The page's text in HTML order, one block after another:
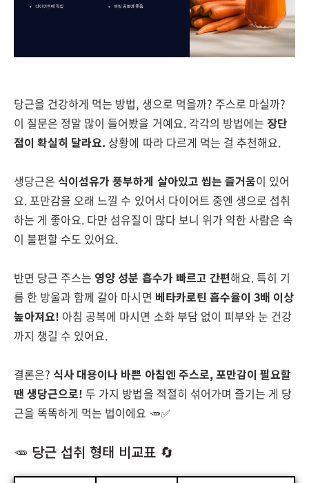
당근을 건강하게 먹는 방법, 생으로 먹을까? 주스로 마실까?
이 질문은 정말 많이 들어봤을 거예요. 각각의 방법에는 장단
점이 확실히 달라요. 상황에 따라 다르게 먹는 걸 추천해요.
생당근은 식이섬유가 풍부하게 살아있고 씹는 즐거움이 있어
요. 포만감을 오래 느낄 수 있어서 다이어트 중엔 생으로 섭취
하는 게 좋아요. 다만 섬유질이 많다 보니 위가 약한 사람은 속
이 불편할 수도 있어요.
반면 당근 주스는 영양 성분 흡수가 빠르고 간편해요. 특히 기
름 한 방울과 함께 갈아 마시면 베타카로틴 흡수율이 3배 이상
높아져요! 아침 공복에 마시면 소화 부담 없이 피부와 눈 건강
까지 챙길 수 있어요.
결론은? 식사 대용이나 바쁜 아침엔 주스로, 포만감이 필요할
땐 생당근으로! 두 가지 방법을 적절히 섞어가며 즐기는 게 당
근을 똑똑하게 먹는 법이에요 🥕✅
🥕 당근 섭취 형태 비교표 🔄